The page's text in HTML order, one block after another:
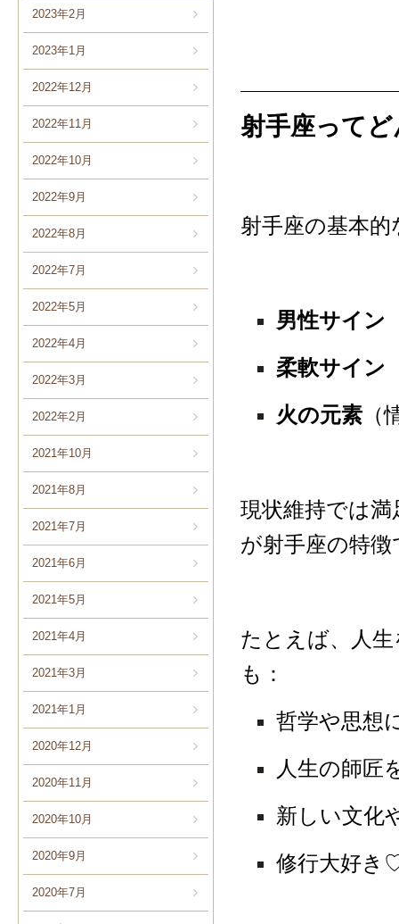
2023年2月
2023年1月
2022年12月
2022年11月
2022年10月
2022年9月
2022年8月
2022年7月
2022年5月
2022年4月
2022年3月
2022年2月
2021年10月
2021年8月
2021年7月
2021年6月
2021年5月
2021年4月
2021年3月
2021年1月
2020年12月
2020年11月
2020年10月
2020年9月
2020年7月
射手座って
射手座の基本
男性サイン
柔軟サイン
火の元素
現状維持では
が射手座の特徴
たとえば、人
も：
哲学や思想
人生の師匠
新しい文化
修行大好き